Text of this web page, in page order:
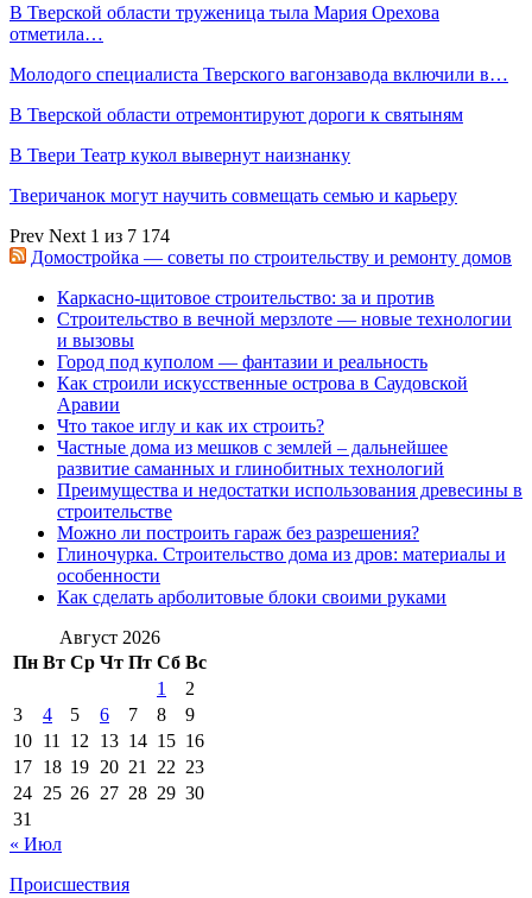
В Тверской области труженица тыла Мария Орехова
отметила…
Молодого специалиста Тверского вагонзавода включили в…
В Тверской области отремонтируют дороги к святыням
В Твери Театр кукол вывернут наизнанку
Тверичанок могут научить совмещать семью и карьеру
Prev Next 1 из 7 174
Домостройка — советы по строительству и ремонту домов
Каркасно-щитовое строительство: за и против
Строительство в вечной мерзлоте — новые технологии
и вызовы
Город под куполом — фантазии и реальность
Как строили искусственные острова в Саудовской
Аравии
Что такое иглу и как их строить?
Частные дома из мешков с землей – дальнейшее
развитие саманных и глинобитных технологий
Преимущества и недостатки использования древесины в
строительстве
Можно ли построить гараж без разрешения?
Глиночурка. Строительство дома из дров: материалы и
особенности
Как сделать арболитовые блоки своими руками
Август 2026
Пн Вт Ср Чт Пт Сб Вс
1
2
3
4 5 6 7 8
9
10 11 12 13 14 15 16
17 18 19 20 21 22 23
24 25 26 27 28 29 30
31
« Июл
Происшествия